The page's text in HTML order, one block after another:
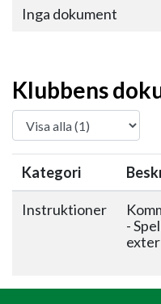
Inga dokument
Klubbens
Kategori
Instruktioner
-